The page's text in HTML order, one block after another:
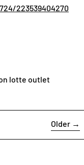
223539404270
lotte outlet
Older →